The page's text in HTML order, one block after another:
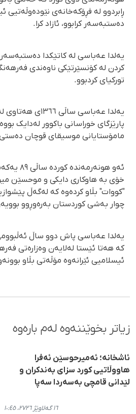
ڕابردوو لە فڕۆکەخانەی نێودەوڵەتیی
دەستبەسەر کرابوو، ئازاد کرا.
یەلدا عەباسی لە کاتێکدا
کردن لە کۆنسێرتێکی ناوەندی
تورکیای کردبوو.
یەلدا عەباسی ساڵی
مامۆستایانی موسیقای قوچان دەستی
ئەو
خۆی بە هاوکاری دایکی و موحسێن
"کووات" بڵاو کردەوە کە لەگەڵ
چوار بەشی کوردستان بەرەوڕوو
کە هەتا ئێستا لەلایەن وەزارەتی
ئیسلامیی ئێرانەوە مۆڵەتی بڵاو
زیاتر بخوێننەوە لەم بارەوە
ئاشخانە؛ ئەمیرحوسێن ئەفرا
هاووڵاتیی کورد سزای بەندکران و
لێدانی قامچی بەسەردا سەپا
١٦ گەلاوێژ ٢٧٢٦، ١٠:٤٥